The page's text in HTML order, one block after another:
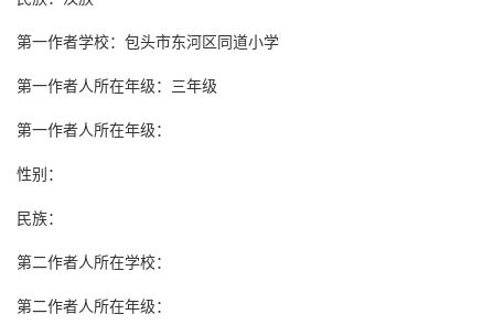
第一作者学校：包头市东河区同道小学
第一作者人所在年级：三年级
第一作者人所在年级：
性别：
民族：
第二作者人所在学校：
第二作者人所在年级：